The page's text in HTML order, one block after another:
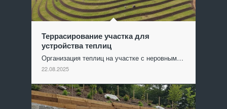
Террасирование участка для
устройства теплиц
Организация теплиц на участке с неровным…
22.08.2025